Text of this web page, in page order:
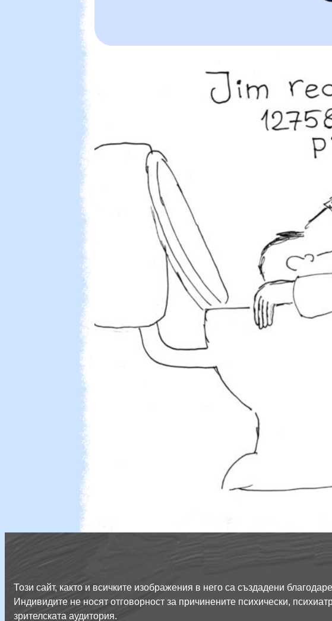
Този сайт, както и всичките изображения в него са създадени
Индивидите не носят отговорност за причинените психически,
зрителската аудитория.